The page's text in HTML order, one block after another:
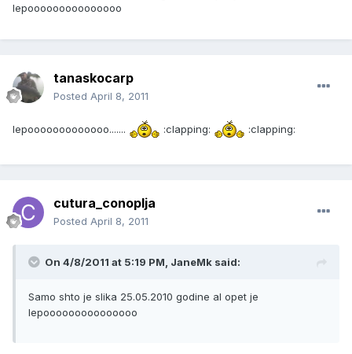
lepooooooooooooooo
tanaskocarp
Posted April 8, 2011
lepooooooooooooo....... :clapping: :clapping:
cutura_conoplja
Posted April 8, 2011
On 4/8/2011 at 5:19 PM, JaneMk said:
Samo shto je slika 25.05.2010 godine al opet je
lepooooooooooooooo